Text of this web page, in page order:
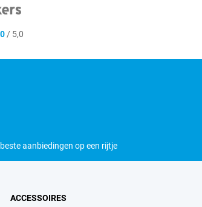
/ 5,0
beste aanbiedingen op een rijtje
ACCESSOIRES